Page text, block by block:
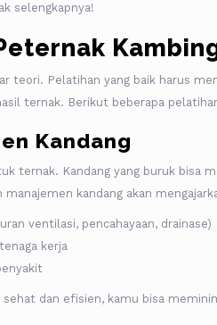
selengkapnya!
teori. Pelatihan yang baik harus
ternak. Berikut beberapa
Kandang
ternak. Kandang yang buruk bisa
kandang akan
ventilasi, pencahayaan, drainase)
kerja
sehat dan efisien, kamu bisa